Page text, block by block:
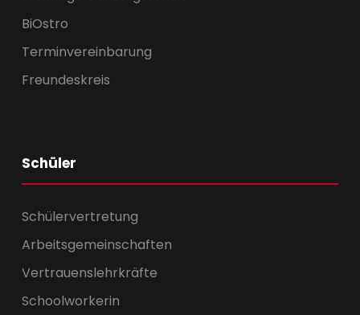
BiOstro
Terminvereinbarung
Freundeskreis
Schüler
Schülervertretung
Arbeitsgemeinschaften
Vertrauenslehrkräfte
Schoolworkerin